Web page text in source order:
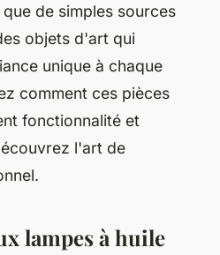
de simples sources
objets d'art qui
unique à chaque
comment ces pièces
fonctionnalité et
l'art de
lampes à huile